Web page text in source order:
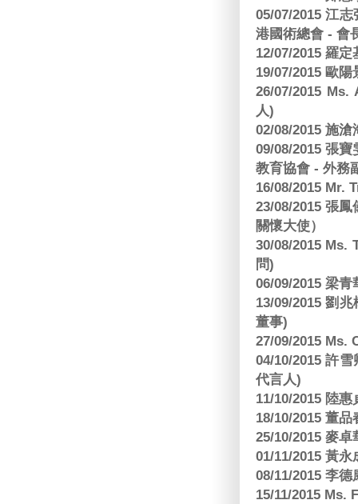
05/07/2015 江
港國術總會 - 會
12/07/2015 羅
19/07/2015 歐
26/07/2015
人)
02/08/2015 施
09/08/2015 張
教育協會 - 外務
16/08/2015 Mr.
23/08/2015 張
關懷大使）
30/08/2015 Ms.
問)
06/09/2015 梁
13/09/2015 劉
董事)
27/09/2015 Ms.
04/10/2015 許
代言人)
11/10/2015 陸
18/10/2015 董
25/10/2015 麥
01/11/2015 黃
08/11/2015 李
15/11/2015 Ms.